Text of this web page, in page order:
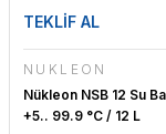
TEKLİF AL
NÜKLEON
Nükleon NSB 12 Su
+5.. 99.9 °C / 12 L